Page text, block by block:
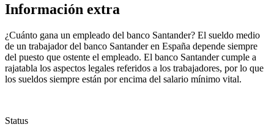
Información extra
¿Cuánto gana un empleado del banco Santander? El sueldo medio
de un trabajador del banco Santander en España depende siempre
del puesto que ostente el empleado. El banco Santander cumple a
rajatabla los aspectos legales referidos a los trabajadores, por lo que
los sueldos siempre están por encima del salario mínimo vital.
Status